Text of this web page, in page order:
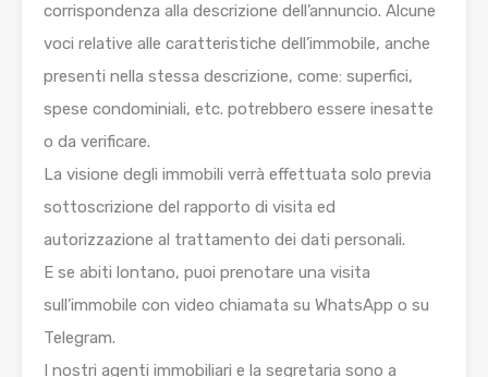
corrispondenza alla descrizione dell’annuncio. Alcune
voci relative alle caratteristiche dell’immobile, anche
presenti nella stessa descrizione, come: superfici,
spese condominiali, etc. potrebbero essere inesatte
o da verificare.
La visione degli immobili verrà effettuata solo previa
sottoscrizione del rapporto di visita ed
autorizzazione al trattamento dei dati personali.
E se abiti lontano, puoi prenotare una visita
sull’immobile con video chiamata su WhatsApp o su
Telegram.
I nostri agenti immobiliari e la segretaria sono a